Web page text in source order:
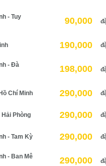
- Tuy
90,000
190,000
- Đà
198,000
Chí Minh 290,000
Phòng 290,000
- Tam Kỳ 290,000
- Ban Mê
290,000